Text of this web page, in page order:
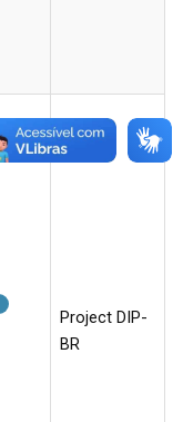
Project DIP-
BR